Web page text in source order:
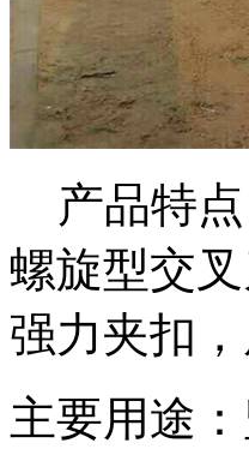
产品特点
螺旋型交
强力夹扣
主要用途